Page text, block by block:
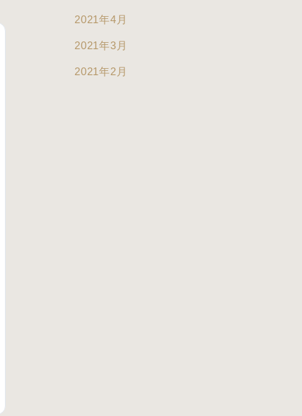
2021年4月
2021年3月
2021年2月